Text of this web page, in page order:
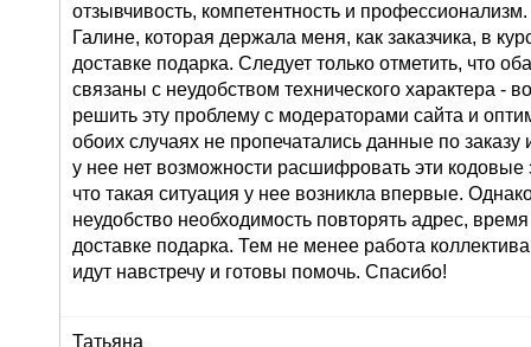
отзывчивость, компетентность и
Галине, которая держала меня, как заказчика, в
доставке подарка. Следует только отметить, что
связаны с неудобством технического характера -
решить эту проблему с модераторами сайта и
обоих случаях не пропечатались данные по заказу
у нее нет возможности расшифровать эти кодовые
что такая ситуация у нее возникла впервые.
неудобство необходимость повторять адрес,
доставке подарка. Тем не менее работа
идут навстречу и готовы помочь. Спасибо!
Татьяна